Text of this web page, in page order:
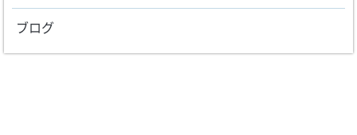
ブログ